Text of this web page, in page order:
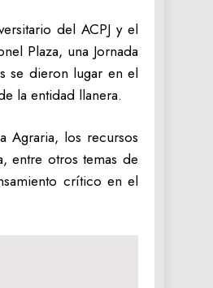
del ACPJ y el
Plaza, una Jornada
se dieron lugar en el
la entidad llanera.
Agraria, los recursos
entre otros temas de
crítico en el